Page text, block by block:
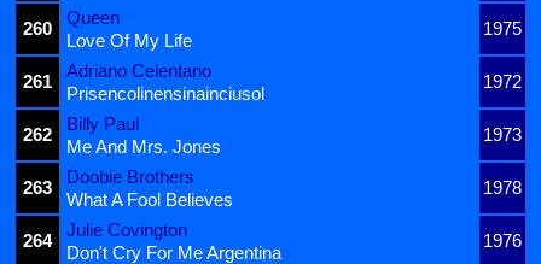
260
Queen
1975
Love Of My Life
261
Adriano Celentano
1972
Prisencolinensinainciusol
262
Billy Paul
1973
Me And Mrs. Jones
263
Doobie Brothers
1978
What A Fool Believes
264
Julie Covington
1976
Don't Cry For Me Argentina